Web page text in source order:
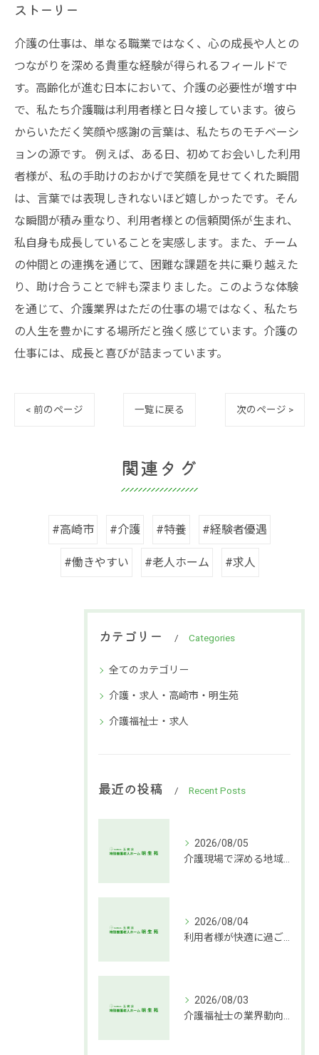
ストーリー
介護の仕事は、単なる職業ではなく、心の成長や人との
つながりを深める貴重な経験が得られるフィールドで
す。高齢化が進む日本において、介護の必要性が増す中
で、私たち介護職は利用者様と日々接しています。彼ら
からいただく笑顔や感謝の言葉は、私たちのモチベーシ
ョンの源です。 例えば、ある日、初めてお会いした利用
者様が、私の手助けのおかげで笑顔を見せてくれた瞬間
は、言葉では表現しきれないほど嬉しかったです。そん
な瞬間が積み重なり、利用者様との信頼関係が生まれ、
私自身も成長していることを実感します。また、チーム
の仲間との連携を通じて、困難な課題を共に乗り越えた
り、助け合うことで絆も深まりました。このような体験
を通じて、介護業界はただの仕事の場ではなく、私たち
の人生を豊かにする場所だと強く感じています。介護の
仕事には、成長と喜びが詰まっています。
< 前のページ 一覧に戻る 次のページ >
関連タグ
#高崎市 #介護 #特養 #経験者優遇
#働きやすい #老人ホーム #求人
カテゴリー Categories
全てのカテゴリー
介護・求人・高崎市・明生苑
介護福祉士・求人
最近の投稿 Recent Posts
2026/08/05
2026/08/04
2026/08/03